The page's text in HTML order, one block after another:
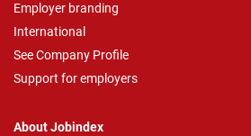
Employer branding
International
See Company Profile
Support for employers
About Jobindex